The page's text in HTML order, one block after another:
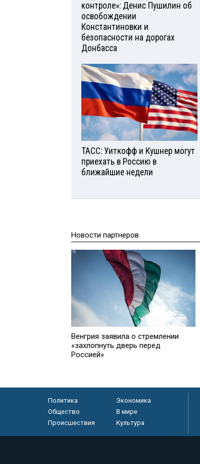
контроле»: Денис Пушилин об
освобождении
Константиновки и
безопасности на дорогах
Донбасса
ТАСС: Уиткофф и Кушнер могут
приехать в Россию в
ближайшие недели
Новости партнеров
Венгрия заявила о стремлении
«захлопнуть дверь перед
Россией»
Политика
Экономика
Общество
В мире
Происшествия
Культура